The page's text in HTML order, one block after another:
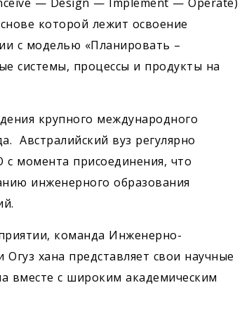
которой лежит освоение
с моделью «Планировать –
системы, процессы и продукты на
крупного международного
Австралийский вуз регулярно
с момента присоединения, что
инженерного образования
команда Инженерно-
хана представляет свои научные
вместе с широким академическим